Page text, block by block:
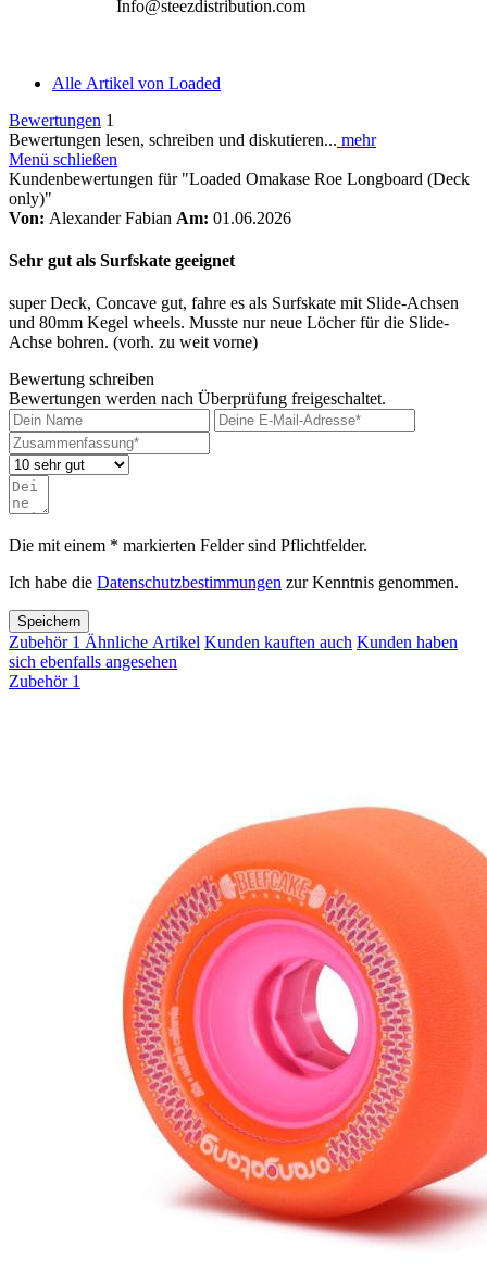
Info@steezdistribution.com
Alle Artikel von Loaded
Bewertungen 1
Bewertungen lesen, schreiben und diskutieren... mehr
Menü schließen
Kundenbewertungen für "Loaded Omakase Roe Longboard (Deck
only)"
Von: Alexander Fabian Am: 01.06.2026
Sehr gut als Surfskate geeignet
super Deck, Concave gut, fahre es als Surfskate mit Slide-Achsen
und 80mm Kegel wheels. Musste nur neue Löcher für die Slide-
Achse bohren. (vorh. zu weit vorne)
Bewertung schreiben
Bewertungen werden nach Überprüfung freigeschaltet.
Die mit einem * markierten Felder sind Pflichtfelder.
Ich habe die Datenschutzbestimmungen zur Kenntnis genommen.
Speichern
Zubehör 1 Ähnliche Artikel Kunden kauften auch Kunden haben
sich ebenfalls angesehen
Zubehör 1